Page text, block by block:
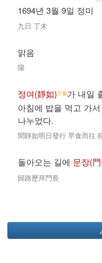
1694년 3월 9일 정미
九日 丁未
맑음
陽
정여(靜如)인물가 내일
아침에 밥을 먹고 가
나누었다.
聞靜如明日發行 早食而往
돌아오는 길에 문장(
歸路歷拜門長